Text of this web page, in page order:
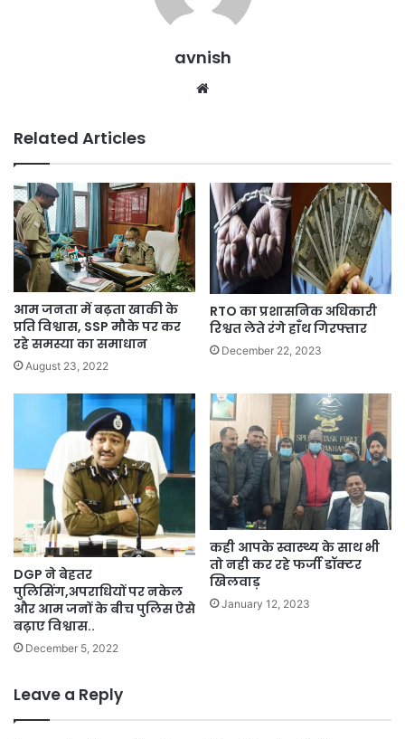
avnish
Related Articles
आम जनता में बढ़ता खाकी के
प्रति विश्वास, SSP मौके पर कर
रहे समस्या का समाधान
August 23, 2022
RTO का प्रशासनिक अधिकारी
रिश्वत लेते रंगे हाँथ गिरफ्तार
December 22, 2023
DGP ने बेहतर
पुलिसिंग,अपराधियों पर नकेल
और आम जनों के बीच पुलिस ऐसे
बढ़ाए विश्वास..
December 5, 2022
कही आपके स्वास्थ्य के साथ भी
तो नही कर रहे फर्जी डॉक्टर
खिलवाड़
January 12, 2023
Leave a Reply